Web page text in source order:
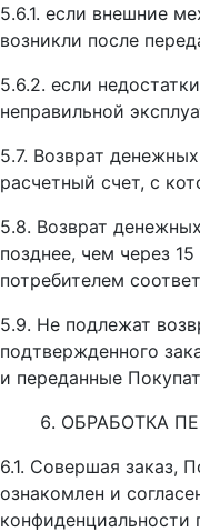
5.6.1. если внешние
возникли после
5.6.2. если
неправильной
5.7. Возврат
расчетный счет, с
5.8. Возврат
позднее, чем через
потребителем
5.9. Не подлежат
подтвержденного
и переданные
ОБРАБОТКА
6.1. Совершая заказ,
ознакомлен и